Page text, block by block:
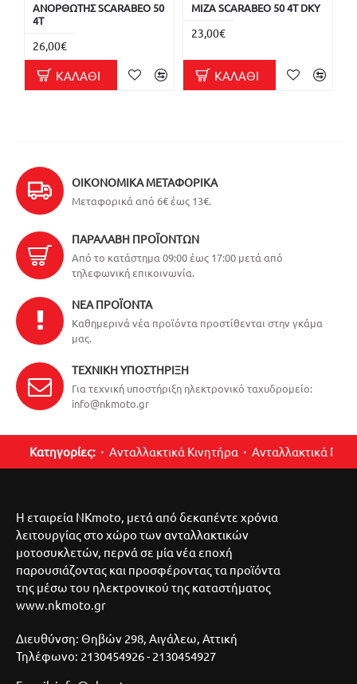
ΑΝΟΡΘΩΤΗΣ SCARABEO 50
4T
26,00€
ΚΑΛΆΘΙ
ΜΙΖΑ SCARABEO 50 4T DKY
23,00€
ΚΑΛΆΘΙ
ΟΙΚΟΝΟΜΙΚΆ ΜΕΤΑΦΟΡΙΚΆ
Μεταφορικά από 6€ έως 13€.
ΠΑΡΑΛΑΒΉ ΠΡΟΪΌΝΤΩΝ
Από το κατάστημα 09:00 έως 17:00 μετά από
τηλεφωνική επικοινωνία.
ΝΈΑ ΠΡΟΪΌΝΤΑ
Καθημερινά νέα προϊόντα προστίθενται στην γκάμα
μας.
ΤΕΧΝΙΚΉ ΥΠΟΣΤΉΡΙΞΗ
Για τεχνική υποστήριξη ηλεκτρονικό ταχυδρομείο:
info@nkmoto.gr
Κατηγορίες: Ανταλλακτικά Κινητήρα Ανταλλακτικά
Η εταιρεία NKmoto, μετά από δεκαπέντε χρόνια
λειτουργίας στο χώρο των ανταλλακτικών
μοτοσυκλετών, περνά σε μία νέα εποχή
παρουσιάζοντας και προσφέροντας τα προϊόντα
της μέσω του ηλεκτρονικού της καταστήματος
www.nkmoto.gr
Διευθύνση: Θηβών 298, Αιγάλεω, Αττική
Τηλέφωνο: 2130454926 - 2130454927